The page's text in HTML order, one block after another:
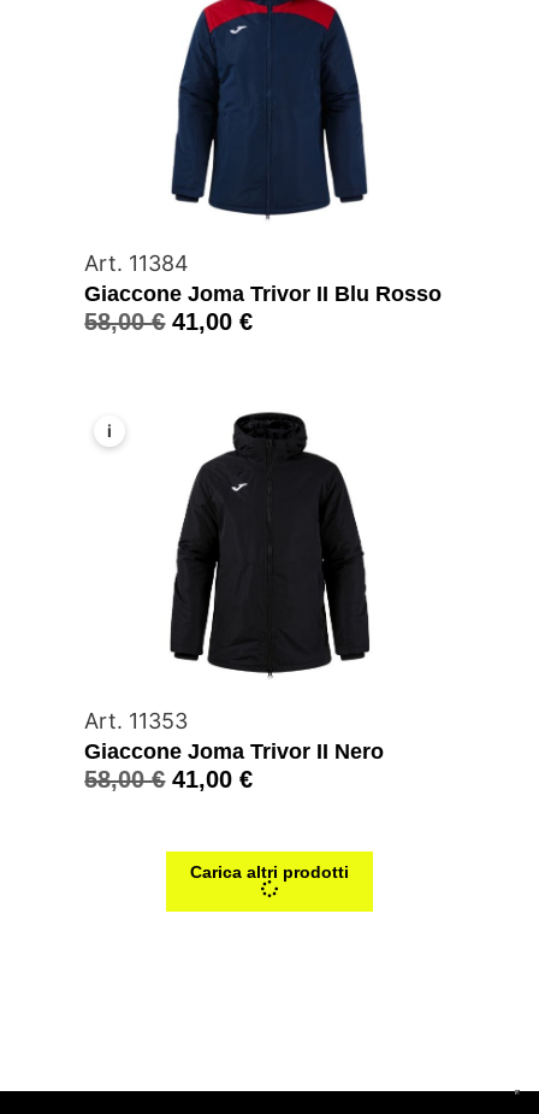
Art. 11384
Giaccone Joma Trivor II Blu Rosso
58,00€ 41,00€
i
Art. 11353
Giaccone Joma Trivor II Nero
58,00€ 41,00€
Carica altri prodotti